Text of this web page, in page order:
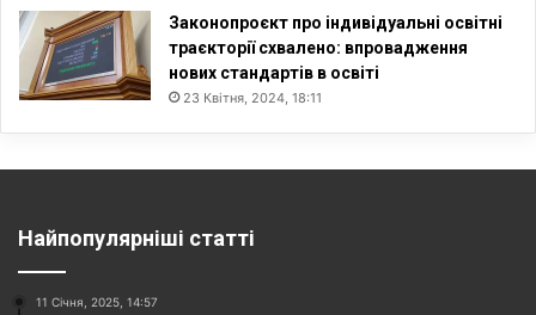
Законопроєкт про індивідуальні освітні
траєкторії схвалено: впровадження
нових стандартів в освіті
23 Квітня, 2024, 18:11
Найпопулярніші статті
11 Січня, 2025, 14:57